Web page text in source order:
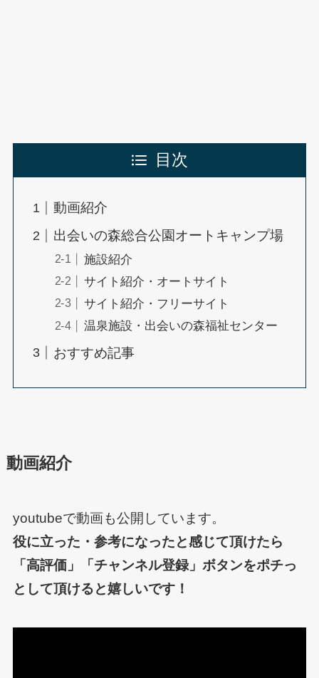
目次
動画紹介
出会いの森総合公園オートキャンプ場
施設紹介
サイト紹介・オートサイト
サイト紹介・フリーサイト
温泉施設・出会いの森福祉センター
おすすめ記事
動画紹介
youtubeで動画も公開しています。
役に立った・参考になったと感じて頂けたら
「高評価」「チャンネル登録」ボタンをポチっ
として頂けると嬉しいです！